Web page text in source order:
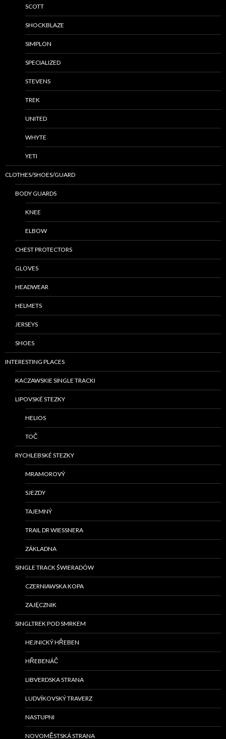
SCOTT
SHOCKBLAZE
SIMPLON
SPECIALIZED
STEVENS
TREK
UNITED
WHYTE
YETI
CLOTHES/SHOES/GUARD
BODY GUARDS
KNEE
ELBOW
CHEST PROTECTORS
GLOVES
HEADWEAR
HELMETS
JERSEYS
SHOES
INTERESTING PLACES
KACZAWSKIE SINGLE TRACKI
LIPOVSKÉ STEZKY
HELIOS
TOČ
RYCHLEBSKÉ STEZKY
MRAMOROVÝ
SJEZDY
TAJEMNÝ
TRAIL DR WIESSNERA
ZÁKLADNA
SINGLE TRACK ŚWIERADÓW
CZERNIAWSKA KOPA
ZAJĘCZNIK
SINGLTREK POD SMRKEM
HEJNICKÝ HŘEBEN
HŘEBENÁČ
LIBVERDSKA STRANA
LUDVÍKOVSKÝ TRAVERZ
NASTUPNI
NOVOMĚSTSKÁ STRANA